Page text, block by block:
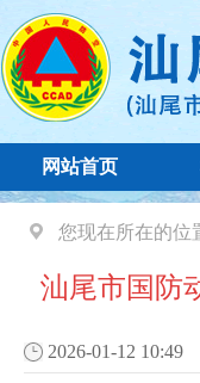
网站首页
您现在所在的位
汕尾市国防
2026-01-12 10:49